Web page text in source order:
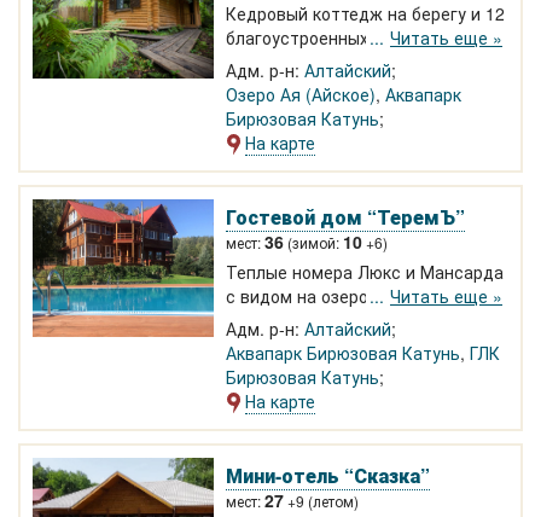
Кедровый коттедж на берегу и 12
благоустроенных жилых домов
(бунгало и VIP) на Зеленом
острове посреди Катуни в 7 км от
озера Ая и в 17 км от аквапарка
Бирюзовой Катуни. Уединенный
тихий отдых, медитации, йога-
тренинги. Баня с бассейном. Зал
для проведения тренингов,
конференцзал на 30-40 чел.В 5
км игорная зона Сибирская
монета, два парка аттракционов.
Круглогодично.
Читать еще »
Адм. р-н: Алтайский
Озеро Ая (Айское), Аквапарк
Бирюзовая Катунь
На карте
Гостевой дом “ТеремЪ”
мест:36 (зимой: 10+6)
Теплые номера Люкс и Мансарда
с видом на озеро Бирюзовой
Катуни. Коттедж сдается
номерами или целиком круглый
год. Летом просторный бассейн.
Рядом теплое озеро,
аттракционы, Тавдинские
пещеры.
Читать еще »
Адм. р-н: Алтайский
Аквапарк Бирюзовая Катунь, ГЛК
Бирюзовая Катунь
На карте
Мини-отель “Сказка”
мест:27+9 (летом)